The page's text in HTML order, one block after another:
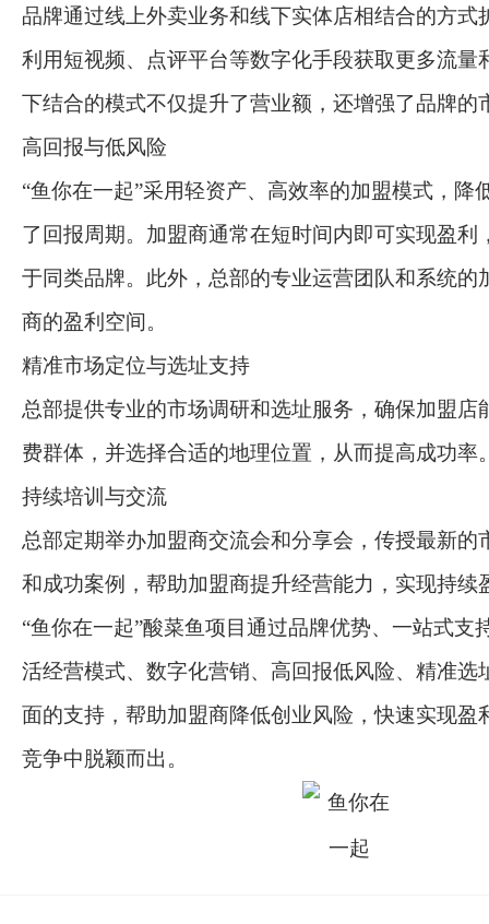
品牌通过线上外卖业务和线下实体店相结合的方式
利用短视频、点评平台等数字化手段获取更多流量
下结合的模式不仅提升了营业额，还增强了品牌的
高回报与低风险
“鱼你在一起”采用轻资产、高效率的加盟模式，降
了回报周期。加盟商通常在短时间内即可实现盈利
于同类品牌。此外，总部的专业运营团队和系统的
商的盈利空间。
精准市场定位与选址支持
总部提供专业的市场调研和选址服务，确保加盟店
费群体，并选择合适的地理位置，从而提高成功率
持续培训与交流
总部定期举办加盟商交流会和分享会，传授最新的
和成功案例，帮助加盟商提升经营能力，实现持续
“鱼你在一起”酸菜鱼项目通过品牌优势、一站式支
活经营模式、数字化营销、高回报低风险、精准选
面的支持，帮助加盟商降低创业风险，快速实现盈
竞争中脱颖而出。